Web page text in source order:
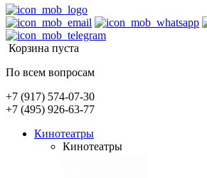
Корзина пуста
По всем вопросам
+7 (917) 574-07-30
+7 (495) 926-63-77
Кинотеатры
Кинотеатры